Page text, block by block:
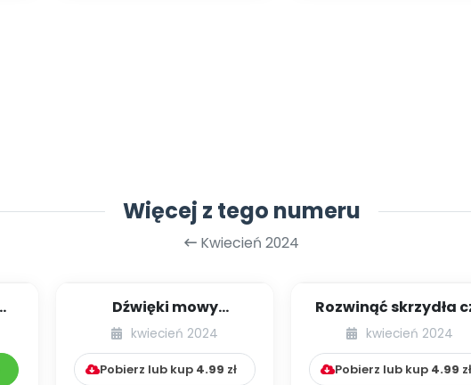
Więcej z tego numeru
Kwiecień 2024
Dźwięki mowy
przedszkolaków.
Profilaktyka wad
wymowy w ...
kwiecień 2024
Pobierz lub kup 4.99 zł
Rozwinąć skrzydła
obrosnąć w piórka?
pochwały w...
kwiecień 2024
Pobierz lub kup 4.99 zł